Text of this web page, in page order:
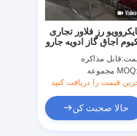
رز فلاور تجاری
اجاق گاز ادویه جارو
قابل مذاکره
MOQ:
قیمت را دریافت کنید
حالا صحبت کن